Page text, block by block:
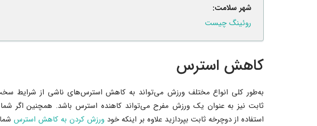
شهر سلامت:
روئینگ چیست
کاهش استرس
به‌طور کلی انواع مختلف ورزش می‌تواند به کاهش استرس‌های ناشی از شرایط
ثابت نیز به عنوان یک ورزش مفرح می‌تواند کاهنده استرس باشد. همچنین اگر شما
استفاده از دوچرخه ثابت بپردازید علاوه بر اینکه خود ورزش کردن به کاهش استرس